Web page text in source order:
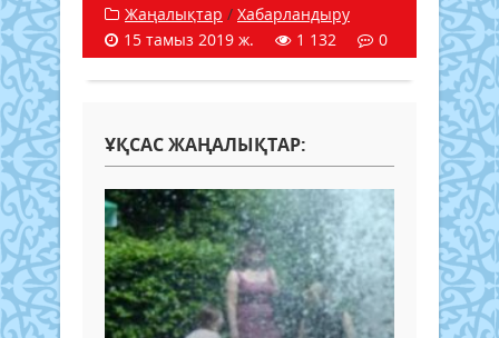
Жаңалықтар / Хабарландыру
15 тамыз 2019 ж.
1 132 0
ҰҚСАС ЖАҢАЛЫҚТАР: